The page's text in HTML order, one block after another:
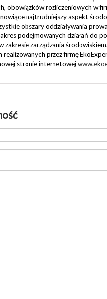
obowiązków rozliczeniowych w
najtrudniejszy aspekt
obszary oddziaływania
podejmowanych działań do
zakresie zarządzania
realizowanych przez firmę
stronie internetowej